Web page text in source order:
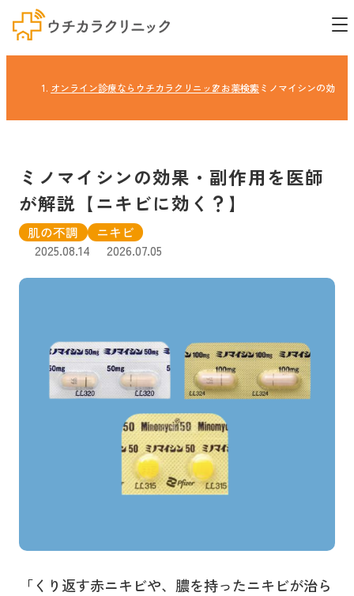
オンライン診療ならウチカラクリニックお薬検索 ミノマイシンの効果
ミノマイシンの効果・副作用を医師
が解説【ニキビに効く？】
肌の不調
ニキビ
2025.08.14
2026.07.05
「くり返す赤ニキビや、膿を持ったニキビが治ら